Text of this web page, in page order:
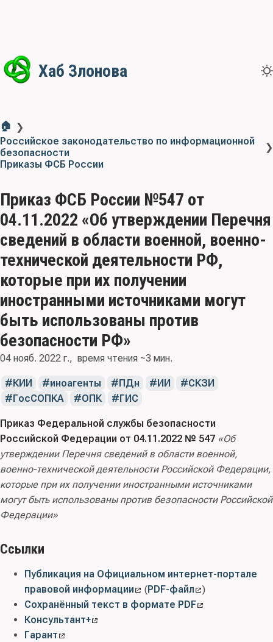
Хаб Злонова
🏠 ❯
Российское законодательство по информационной
безопасности
❯
Приказы ФСБ России
Приказ ФСБ России №547 от
04.11.2022 «Об утверждении Перечня
сведений в области военной, военно-
технической деятельности РФ,
которые при их получении
иностранными источниками могут
быть использованы против
безопасности РФ»
04 нояб. 2022 г. время чтения ~3 мин.
КИИ иноагенты ПДн ИИ
СКЗИ
ГосСОПКА
ОПК ГИС
Приказ Федеральной службы безопасности
Российской Федерации от 04.11.2022 № 547 «Об
утверждении Перечня сведений в области военной,
военно-технической деятельности Российской Федерации,
которые при их получении иностранными источниками
могут быть использованы против безопасности Российской
Федерации»
Ссылки
Публикация на Официальном интернет-портале
правовой информации
(PDF-файл
)
Сохранённый текст в формате PDF
Консультант+
Гарант